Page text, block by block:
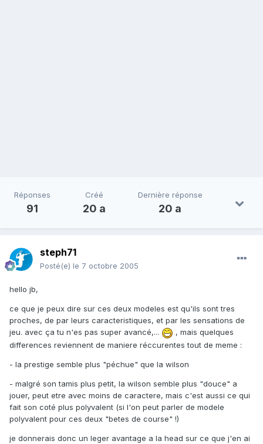
Réponses
91
Créé
20 a
Dernière réponse
20 a
steph71
Posté(e) le 7 octobre 2005
hello jb,
ce que je peux dire sur ces deux modeles est qu'ils sont tres
proches, de par leurs caracteristiques, et par les sensations de
jeu. avec ça tu n'es pas super avancé,...
, mais quelques
differences reviennent de maniere réccurentes tout de meme :
- la prestige semble plus "péchue" que la wilson
- malgré son tamis plus petit, la wilson semble plus "douce" a
jouer, peut etre avec moins de caractere, mais c'est aussi ce qui
fait son coté plus polyvalent (si l'on peut parler de modele
polyvalent pour ces deux "betes de course" !)
je donnerais donc un leger avantage a la head sur ce que j'en ai